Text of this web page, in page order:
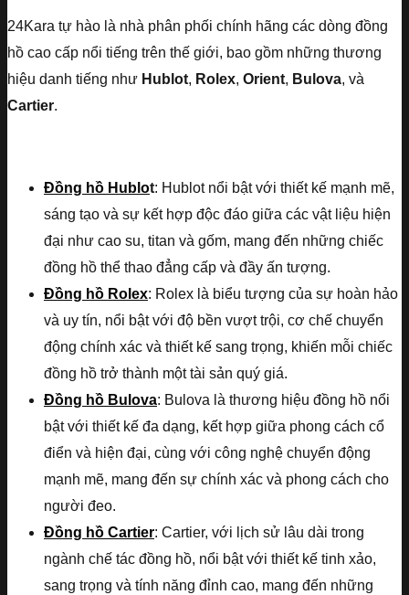
24Kara tự hào là nhà phân phối chính hãng các dòng đồng
hồ cao cấp nổi tiếng trên thế giới, bao gồm những thương
hiệu danh tiếng như Hublot, Rolex, Orient, Bulova, và
Cartier.
Đồng hồ Hublot: Hublot nổi bật với thiết kế mạnh mẽ,
sáng tạo và sự kết hợp độc đáo giữa các vật liệu hiện
đại như cao su, titan và gốm, mang đến những chiếc
đồng hồ thể thao đẳng cấp và đầy ấn tượng.
Đồng hồ Rolex: Rolex là biểu tượng của sự hoàn hảo
và uy tín, nổi bật với độ bền vượt trội, cơ chế chuyển
động chính xác và thiết kế sang trọng, khiến mỗi chiếc
đồng hồ trở thành một tài sản quý giá.
Đồng hồ Bulova: Bulova là thương hiệu đồng hồ nổi
bật với thiết kế đa dạng, kết hợp giữa phong cách cổ
điển và hiện đại, cùng với công nghệ chuyển động
mạnh mẽ, mang đến sự chính xác và phong cách cho
người đeo.
Đồng hồ Cartier: Cartier, với lịch sử lâu dài trong
ngành chế tác đồng hồ, nổi bật với thiết kế tinh xảo,
sang trọng và tính năng đỉnh cao, mang đến những